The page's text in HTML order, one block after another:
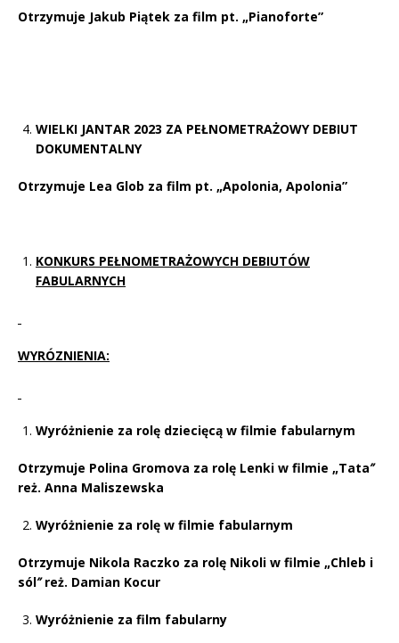
Otrzymuje Jakub Piątek za film pt. „Pianoforte”
WIELKI JANTAR 2023 ZA PEŁNOMETRAŻOWY DEBIUT
DOKUMENTALNY
Otrzymuje Lea Glob za film pt. „Apolonia, Apolonia”
KONKURS PEŁNOMETRAŻOWYCH DEBIUTÓW
FABULARNYCH
WYRÓZNIENIA:
Wyróżnienie za rolę dziecięcą w filmie fabularnym
Otrzymuje Polina Gromova za rolę Lenki w filmie „Tata”
reż. Anna Maliszewska
Wyróżnienie za rolę w filmie fabularnym
Otrzymuje Nikola Raczko za rolę Nikoli w filmie „Chleb i
sól”reż. Damian Kocur
Wyróżnienie za film fabularny